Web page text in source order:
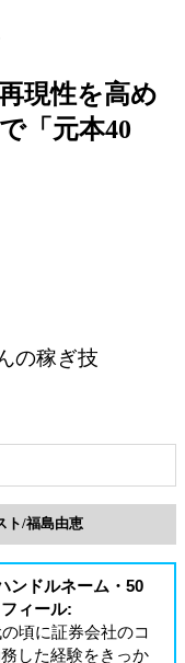
現性を高め
「元本40
の稼ぎ技
ト/福島由恵
ンドルネーム・50
ィール:
頃に証券会社のコ
した経験をきっか